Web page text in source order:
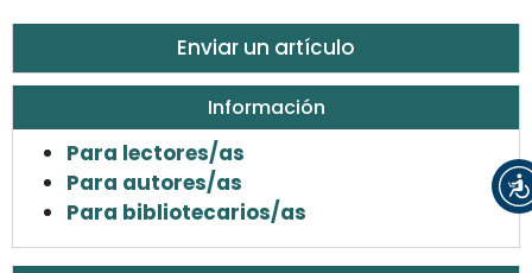
Enviar un artículo
Información
Para lectores/as
Para autores/as
Para bibliotecarios/as